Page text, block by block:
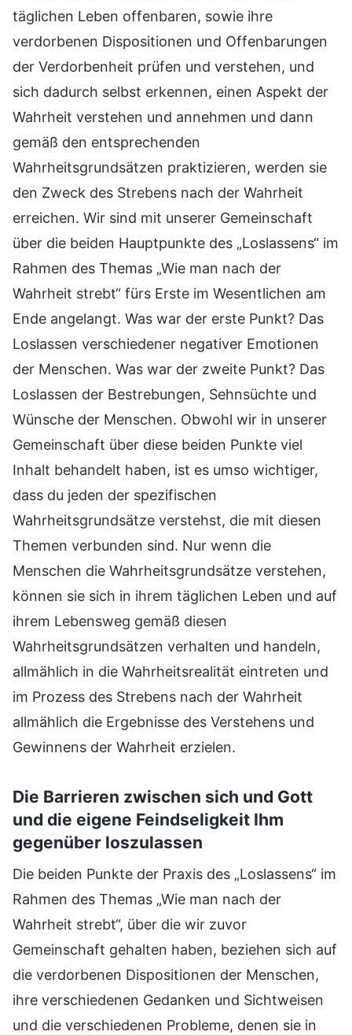
täglichen Leben offenbaren, sowie ihre
verdorbenen Dispositionen und Offenbarungen
der Verdorbenheit prüfen und verstehen, und
sich dadurch selbst erkennen, einen Aspekt der
Wahrheit verstehen und annehmen und dann
gemäß den entsprechenden
Wahrheitsgrundsätzen praktizieren, werden sie
den Zweck des Strebens nach der Wahrheit
erreichen. Wir sind mit unserer Gemeinschaft
über die beiden Hauptpunkte des „Loslassens“ im
Rahmen des Themas „Wie man nach der
Wahrheit strebt“ fürs Erste im Wesentlichen am
Ende angelangt. Was war der erste Punkt? Das
Loslassen verschiedener negativer Emotionen
der Menschen. Was war der zweite Punkt? Das
Loslassen der Bestrebungen, Sehnsüchte und
Wünsche der Menschen. Obwohl wir in unserer
Gemeinschaft über diese beiden Punkte viel
Inhalt behandelt haben, ist es umso wichtiger,
dass du jeden der spezifischen
Wahrheitsgrundsätze verstehst, die mit diesen
Themen verbunden sind. Nur wenn die
Menschen die Wahrheitsgrundsätze verstehen,
können sie sich in ihrem täglichen Leben und auf
ihrem Lebensweg gemäß diesen
Wahrheitsgrundsätzen verhalten und handeln,
allmählich in die Wahrheitsrealität eintreten und
im Prozess des Strebens nach der Wahrheit
allmählich die Ergebnisse des Verstehens und
Gewinnens der Wahrheit erzielen.
Die Barrieren zwischen sich und Gott
und die eigene Feindseligkeit Ihm
gegenüber loszulassen
Die beiden Punkte der Praxis des „Loslassens“ im
Rahmen des Themas „Wie man nach der
Wahrheit strebt“, über die wir zuvor
Gemeinschaft gehalten haben, beziehen sich auf
die verdorbenen Dispositionen der Menschen,
ihre verschiedenen Gedanken und Sichtweisen
und die verschiedenen Probleme, denen sie in